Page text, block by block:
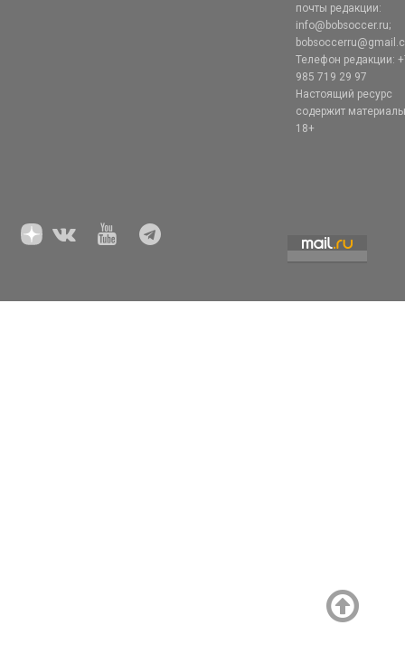
почты редакции:
info@bobsoccer.ru;
Телефон редакции:
985 719 29 97
Настоящий ресурс
содержит
18+